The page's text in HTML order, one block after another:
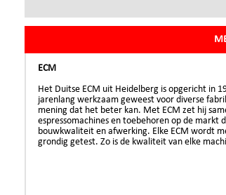
ECM
Het Duitse ECM uit Heidelberg is opgericht in
jarenlang werkzaam geweest voor diverse
mening dat het beter kan. Met ECM zet hij
espressomachines en toebehoren op de markt
bouwkwaliteit en afwerking. Elke ECM wordt
grondig getest. Zo is de kwaliteit van elke